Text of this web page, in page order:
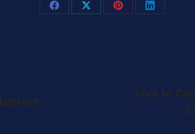
PartagerPartagerPartagerPartager
Article
Vive le